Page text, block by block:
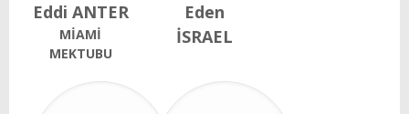
Eddi ANTER
MİAMİ
MEKTUBU
Eden
İSRAEL